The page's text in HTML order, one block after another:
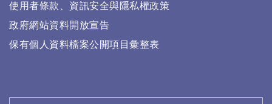
使用者條款、資訊安全與隱私權政策
政府網站資料開放宣告
保有個人資料檔案公開項目彙整表